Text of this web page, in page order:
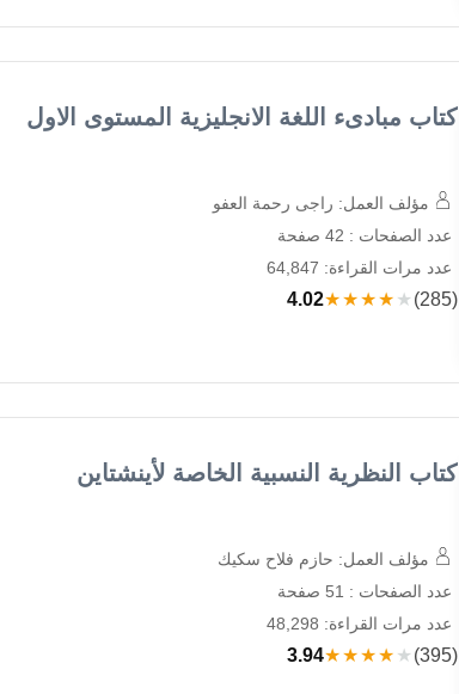
كتاب مبادىء اللغة الانجليزية المستوى الاول
مؤلف العمل: راجى رحمة العفو
عدد الصفحات : 42 صفحة
عدد مرات القراءة: 64,847
4.02★★★★★ (285)
كتاب النظرية النسبية الخاصة لأينشتاين
مؤلف العمل: حازم فلاح سكيك
عدد الصفحات : 51 صفحة
عدد مرات القراءة: 48,298
3.94★★★★★ (395)